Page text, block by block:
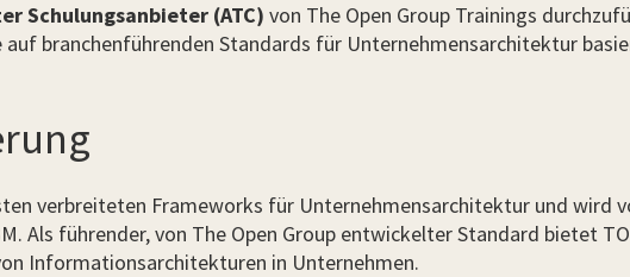
Schulungsanbieter (ATC) von The Open Group Trainings
branchenführenden Standards für Unternehmensarchitektur
verbreiteten Frameworks für Unternehmensarchitektur und wird
Als führender, von The Open Group entwickelter Standard bietet
Informationsarchitekturen in Unternehmen.